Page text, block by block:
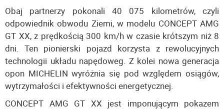
Obaj partnerzy pokonali 40 075 kilometrów, czyli
odpowiednik obwodu Ziemi, w modelu CONCEPT AMG
GT XX, z prędkością 300 km/h w czasie krótszym niż 8
dni. Ten pionierski pojazd korzysta z rewolucyjnych
technologii układu napędoweg. Z kolei nowa generacja
opon MICHELIN wyróżnia się pod względem osiągów,
wytrzymałości i efektywności energetycznej.
CONCEPT AMG GT XX jest imponującym pokazem